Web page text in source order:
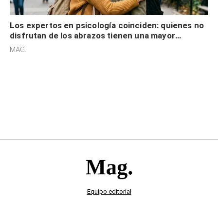
Los expertos en psicología coinciden: quienes no
disfrutan de los abrazos tienen una mayor
sensibilidad a los estímulos físicos y no es por
MAG.
Equipo editorial